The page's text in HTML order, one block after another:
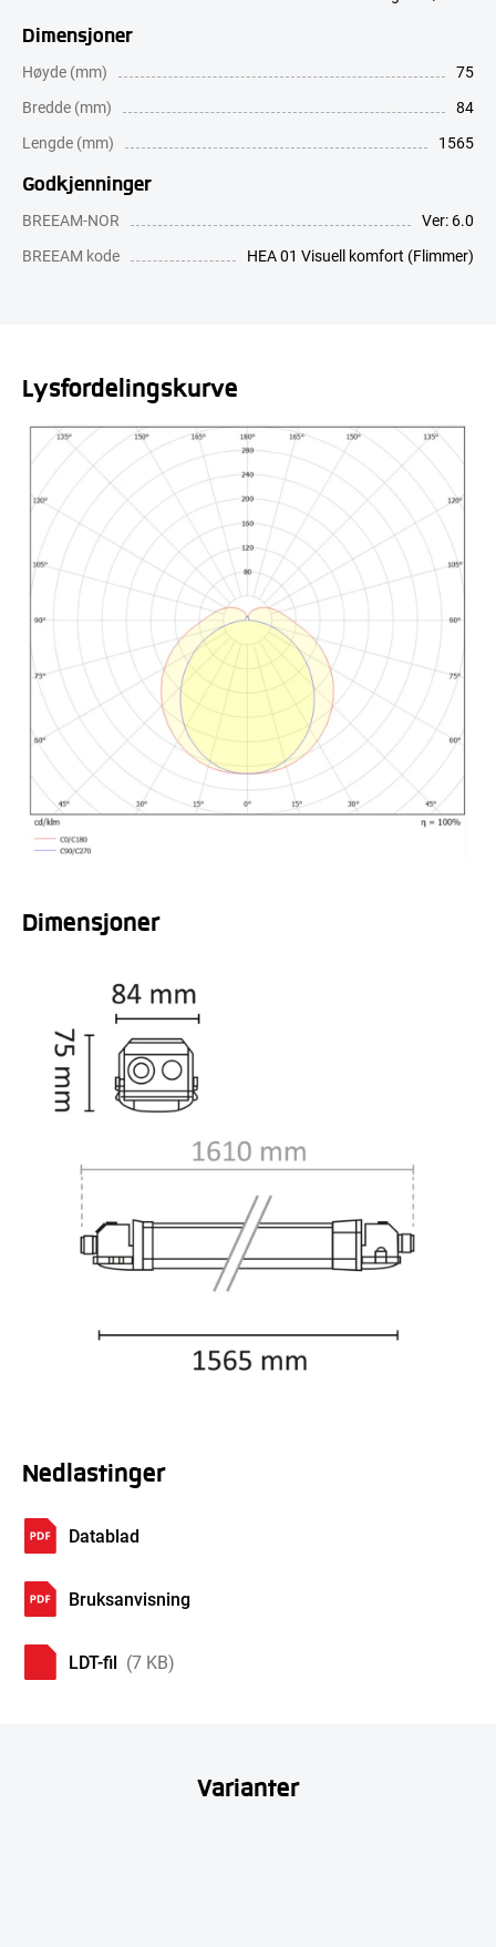
Dimensjoner
Høyde (mm)
75
Bredde (mm)
84
Lengde (mm)
1565
Godkjenninger
BREEAM-NOR
Ver: 6.0
BREEAM kode
HEA 01 Visuell komfort (Flimmer)
Lysfordelingskurve
Dimensjoner
Nedlastinger
Datablad
Bruksanvisning
LDT-fil (7 KB)
Varianter